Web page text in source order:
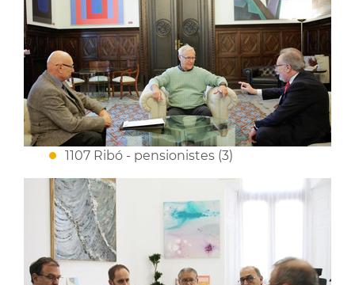
1107 Ribó - pensionistes (3)